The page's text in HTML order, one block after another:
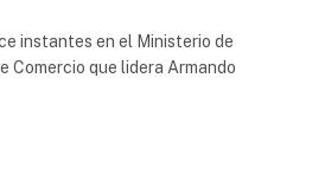
instantes en el Ministerio de
Comercio que lidera Armando